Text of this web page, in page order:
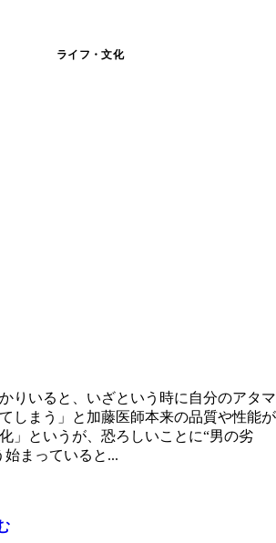
ライフ・文化
りいると、いざという時に自分のアタマ
しまう」と加藤医師本来の品質や性能が
」というが、恐ろしいことに“男の劣
始まっていると...